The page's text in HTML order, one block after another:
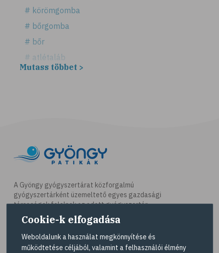
# körömgomba
# bőrgomba
# bőr
# atlétaláb
# horzsolás
# égés
# C-vitamin
# antioxidáns
# @egeszsegmagazin
# öregedés
# retinol
Mutass többet >
A Gyöngy gyógyszertárat közforgalmú
gyógyszertárként üzemeltető egyes gazdasági
társaságok felelnek az adott gyógyszertár
működésért. A Gyöngy gyógyszertárak listáját és
elérhetőségeit a Gyógyszertár kereső
tekintheti meg.
Cookie-k elfogadása
Weboldalunk a használat megkönnyítése és
működtetése céljából, valamint a felhasználói élmény